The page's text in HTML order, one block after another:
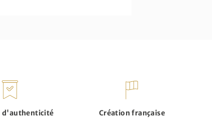
d'authenticité Création française